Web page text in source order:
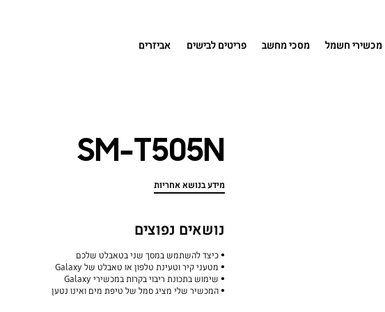
מכשירי חשמל מסכי מחשב פריטים לבישים אביזרים
SM-T505N
מידע בנושא אחריות
נושאים נפוצים
כיצד להשתמש במסך שני בטאבלט שלכם
מטעני קיר וטעינת טלפון או טאבלט של Galaxy
שימוש בתכונת ריבוי בקרות במכשירי Galaxy
המכשיר שלי מציג סמל של טיפת מים ואינו נטען